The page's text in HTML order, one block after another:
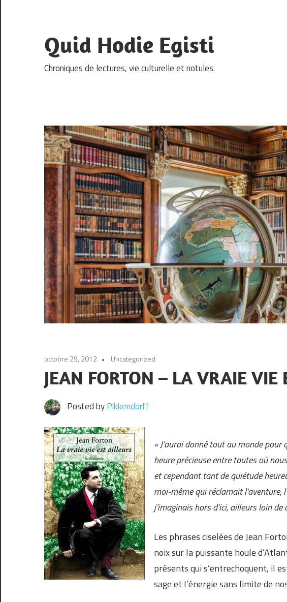
content
Quid Hodie Egisti
Chroniques de lectures, vie culturelle et notules.
octobre 29, 2012 Uncategorized
JEAN FORTON – LA VRAIE VIE
Posted byPikkendorff
« J’aurai donné tout au monde
heure précieuse entre toutes où
et cependant tant de quiétude
moi-même qui réclamait l’aventure,
j’imaginais hors d’ici, ailleurs loin de
Les phrases ciselées de Jean
noix sur la puissante houle
présents qui s’entrechoquent, il
sage et l’énergie sans limite de